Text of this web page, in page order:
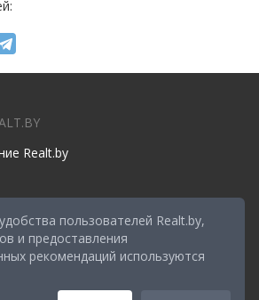
пользователей Realt.by,
и предоставления
рекомендаций используются
Realt.by